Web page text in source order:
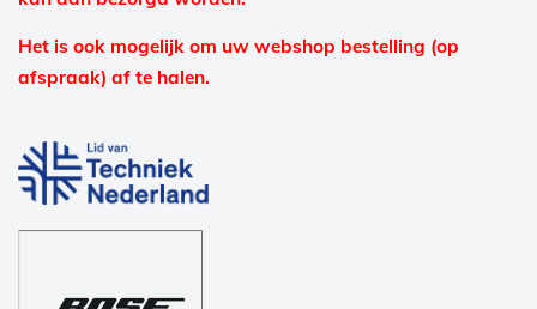
Het is ook mogelijk om uw webshop bestelling (op
afspraak) af te halen.